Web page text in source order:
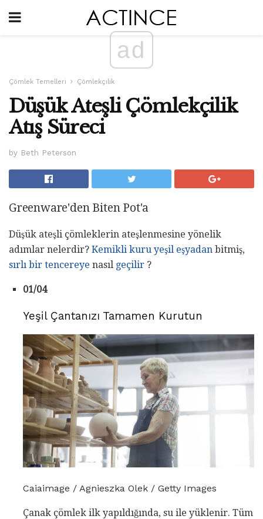
ad
Çömlek Temelleri Çömlekçilik
Düşük Ateşli Çömlekçilik
Atış Süreci
by Beth Peterson
Greenware'den Biten Pot'a
Düşük ateşli çömleklerin ateşlenmesine yönelik
adımlar nelerdir? Kemikli kuru yeşil eşyadan bitmiş,
sırlı bir tencereye nasıl geçilir ?
01/04
Yeşil Çantanızı Tamamen Kurutun
Caiaimage / Agnieszka Olek / Getty Images
Çanak çömlek ilk yapıldığında, su ile yüklenir. Tüm